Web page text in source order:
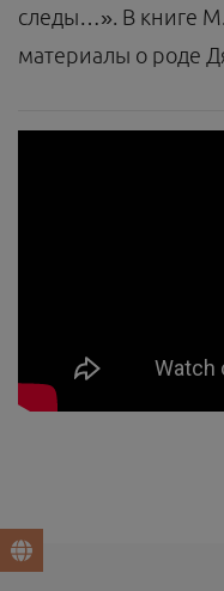
следы…». В книге
материалы о роде